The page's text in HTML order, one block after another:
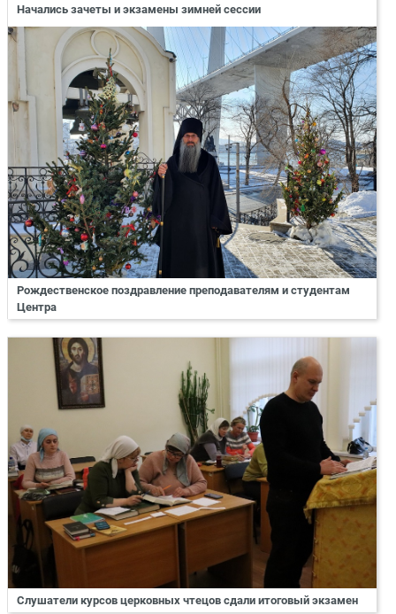
Начались зачеты и экзамены зимней сессии
Рождественское поздравление преподавателям и студентам
Центра
Слушатели курсов церковных чтецов сдали итоговый экзамен